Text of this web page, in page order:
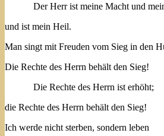
Der Herr ist meine Macht und mein
und ist mein Heil.
Man singt mit Freuden vom Sieg in den
Die Rechte des Herrn behält den Sieg!
Die Rechte des Herrn ist erhöht;
die Rechte des Herrn behält den Sieg!
Ich werde nicht sterben, sondern leben